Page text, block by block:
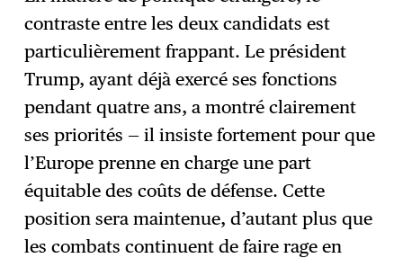
contraste entre les deux candidats est
particulièrement frappant. Le président
Trump, ayant déjà exercé ses fonctions
pendant quatre ans, a montré clairement
ses priorités — il insiste fortement pour que
l’Europe prenne en charge une part
équitable des coûts de défense. Cette
position sera maintenue, d’autant plus que
les combats continuent de faire rage en